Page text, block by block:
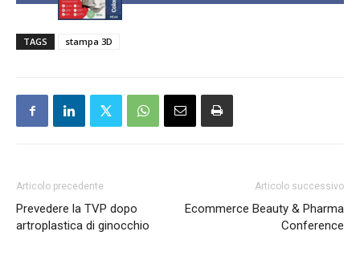
TAGS stampa 3D
Articolo precedente
Prevedere la TVP dopo
artroplastica di ginocchio
Articolo successivo
Ecommerce Beauty & Pharma
Conference